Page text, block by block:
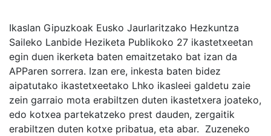
Ikaslan Gipuzkoak Eusko Jaurlaritzako Hezkuntza
Saileko Lanbide Heziketa Publikoko 27 ikastetxeetan
egin duen ikerketa baten emaitzetako bat izan da
APParen sorrera. Izan ere, inkesta baten bidez
aipatutako ikastetxeetako Lhko ikasleei galdetu zaie
zein garraio mota erabiltzen duten ikastetxera joateko,
edo kotxea partekatzeko prest dauden, zergaitik
erabiltzen duten kotxe pribatua, eta abar. Zuzeneko